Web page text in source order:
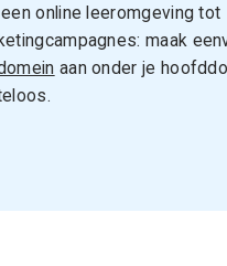
online leeromgeving tot
maak
aan onder je